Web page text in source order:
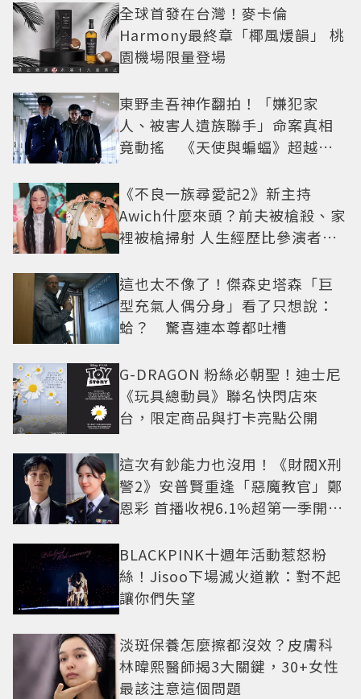
全球首發在台灣！麥卡倫
Harmony最終章「椰風煖韻」 桃
園機場限量登場
東野圭吾神作翻拍！「嫌犯家
人、被害人遺族聯手」命案真相
竟動搖 《天使與蝙蝠》超越懸
《不良一族尋愛記2》新主持
Awich什麼來頭？前夫被槍殺、家
裡被槍掃射 人生經歷比參演者還
這也太不像了！傑森史塔森「巨
型充氣人偶分身」看了只想說：
蛤？ 驚喜連本尊都吐槽
G-DRAGON 粉絲必朝聖！迪士尼
《玩具總動員》聯名快閃店來
台，限定商品與打卡亮點公開
這次有鈔能力也沒用！《財閥X刑
警2》安普賢重逢「惡魔教官」鄭
恩彩 首播收視6.1%超第一季開紅
BLACKPINK十週年活動惹怒粉
絲！Jisoo下場滅火道歉：對不起
讓你們失望
淡斑保養怎麼擦都沒效？皮膚科
林暐熙醫師揭3大關鍵，30+女性
最該注意這個問題